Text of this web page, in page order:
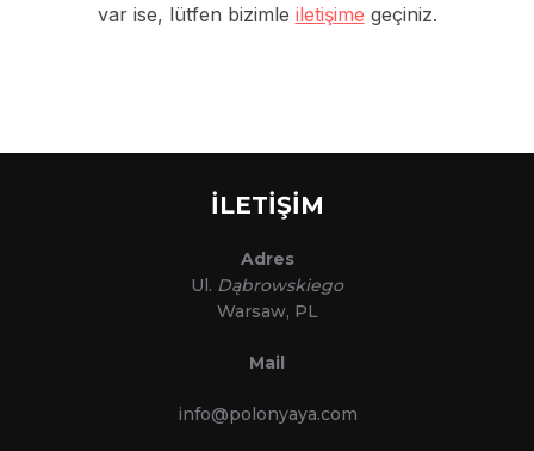
var ise, lütfen bizimle iletişime geçiniz.
İLETİŞİM
Adres
Ul. Dąbrowskiego
Warsaw, PL
Mail
info@polonyaya.com